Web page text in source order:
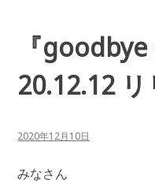
『
20.12.12
2020年12月10日
みなさん